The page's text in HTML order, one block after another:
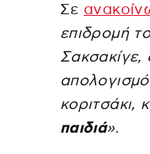
Σε
επιδρομή
Σακσακίγε,
κοριτσάκι,
παιδιά».